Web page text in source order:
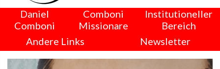
Daniel
Comboni
Comboni
Missionare
Institutioneller
Bereich
Andere Links
Newsletter